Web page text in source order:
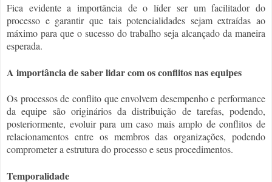
Fica evidente a importância de o líder ser um facilitador do
processo e garantir que tais potencialidades sejam extraídas ao
máximo para que o sucesso do trabalho seja alcançado da maneira
esperada.
A importância de saber lidar com os conflitos nas equipes
Os processos de conflito que envolvem desempenho e performance
da equipe são originários da distribuição de tarefas, podendo,
posteriormente, evoluir para um caso mais amplo de conflitos de
relacionamentos entre os membros das organizações, podendo
comprometer a estrutura do processo e seus procedimentos.
Temporalidade